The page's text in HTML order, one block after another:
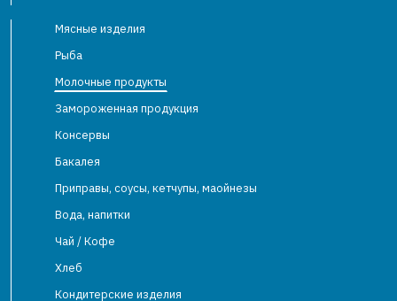
Мясные изделия
Рыба
Молочные продукты
Замороженная продукция
Консервы
Бакалея
Приправы, соусы, кетчупы, маойнезы
Вода, напитки
Чай / Кофе
Хлеб
Кондитерские изделия